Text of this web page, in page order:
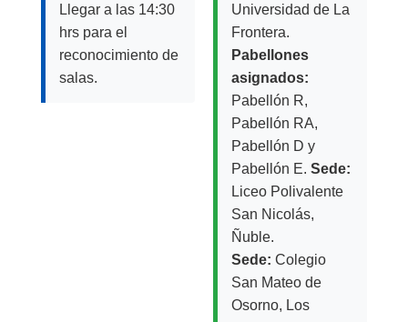
Llegar a las 14:30
hrs para el
reconocimiento de
salas.
Universidad de La
Frontera.
Pabellones
asignados:
Pabellón R,
Pabellón RA,
Pabellón D y
Pabellón E. Sede:
Liceo Polivalente
San Nicolás,
Ñuble.
Sede: Colegio
San Mateo de
Osorno, Los